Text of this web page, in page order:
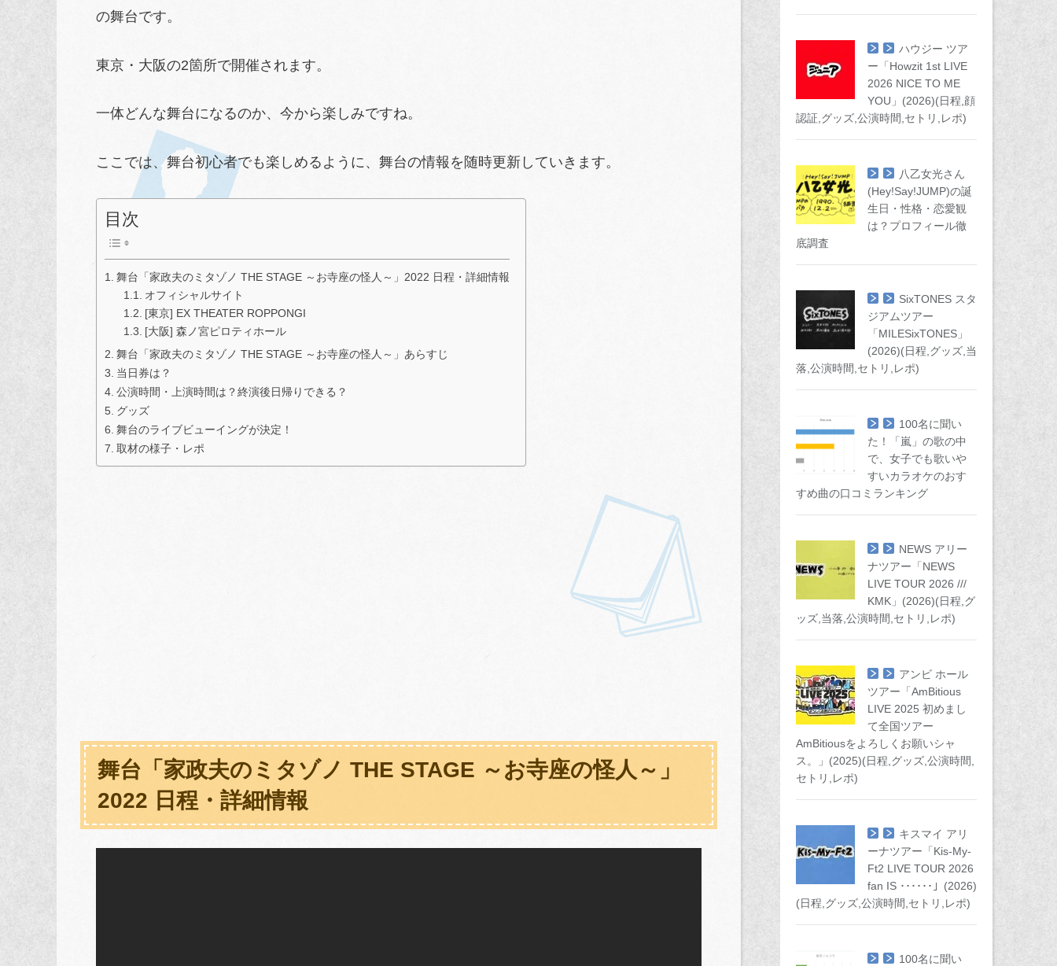
の舞台です。
東京・大阪の2箇所で開催されます。
一体どんな舞台になるのか、今から楽しみですね。
ここでは、舞台初心者でも楽しめるように、舞台の情報を随時更新していきます。
目次
舞台「家政夫のミタゾノ THE STAGE ～お寺座の怪人～」2022 日程・詳細情報
オフィシャルサイト
[東京] EX THEATER ROPPONGI
[大阪] 森ノ宮ピロティホール
舞台「家政夫のミタゾノ THE STAGE ～お寺座の怪人～」あらすじ
当日券は？
公演時間・上演時間は？終演後日帰りできる？
グッズ
舞台のライブビューイングが決定！
取材の様子・レポ
舞台「家政夫のミタゾノ THE STAGE ～お寺座の怪人～」
2022 日程・詳細情報
ハウジー ツア
ー「Howzit 1st LIVE
2026 NICE TO ME
YOU」(2026)(日程,顔
認証,グッズ,公演時間,セトリ,レポ)
八乙女光さん
(Hey!Say!JUMP)の誕
生日・性格・恋愛観
は？プロフィール徹
底調査
SixTONES スタ
ジアムツアー
「MILESixTONES」
(2026)(日程,グッズ,当
落,公演時間,セトリ,レポ)
100名に聞い
た！「嵐」の歌の中
で、女子でも歌いや
すいカラオケのおす
すめ曲の口コミランキング
NEWS アリー
ナツアー「NEWS
LIVE TOUR 2026 ///
KMK」(2026)(日程,グ
ッズ,当落,公演時間,セトリ,レポ)
アンビ ホール
ツアー「AmBitious
LIVE 2025 初めまし
て全国ツアー
AmBitiousをよろしくお願いシャ
ス。」(2025)(日程,グッズ,公演時間,
セトリ,レポ)
キスマイ アリ
ーナツアー「Kis-My-
Ft2 LIVE TOUR 2026
fan IS ･･････」(2026)
(日程,グッズ,公演時間,セトリ,レポ)
100名に聞い